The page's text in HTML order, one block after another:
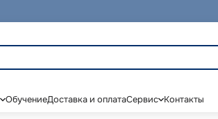
ОбучениеДоставка и оплатаСервис Контакты